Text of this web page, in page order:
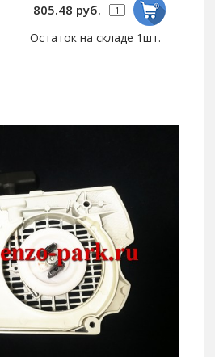
805.48 руб.
Остаток на складе 1шт.